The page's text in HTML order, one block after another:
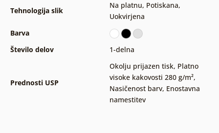
Tehnologija slik
Na platnu, Potiskana,
Uokvirjena
Barva
Število delov
1-delna
Prednosti USP
Okolju prijazen tisk, Platno
visoke kakovosti 280 g/m²,
Nasičenost barv, Enostavna
namestitev